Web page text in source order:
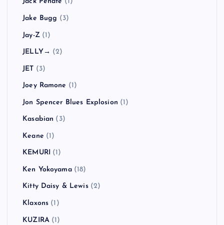
Jake Bugg (3)
Jay-Z(1)
JELLY→ (2)
JET (3)
Joey Ramone (1)
Jon Spencer Blues Explosion (1)
Kasabian (3)
Keane (1)
KEMURI (1)
Ken Yokoyama(18)
Kitty Daisy & Lewis(2)
Klaxons (1)
KUZIRA(1)